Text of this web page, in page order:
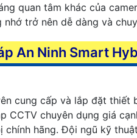
quan tâm khác của
trở nên dễ dàng và
An Ninh Smart
cung cấp và lắp đặt
CCTV chuyên dụng giá
chính hãng. Đội ngũ kỹ